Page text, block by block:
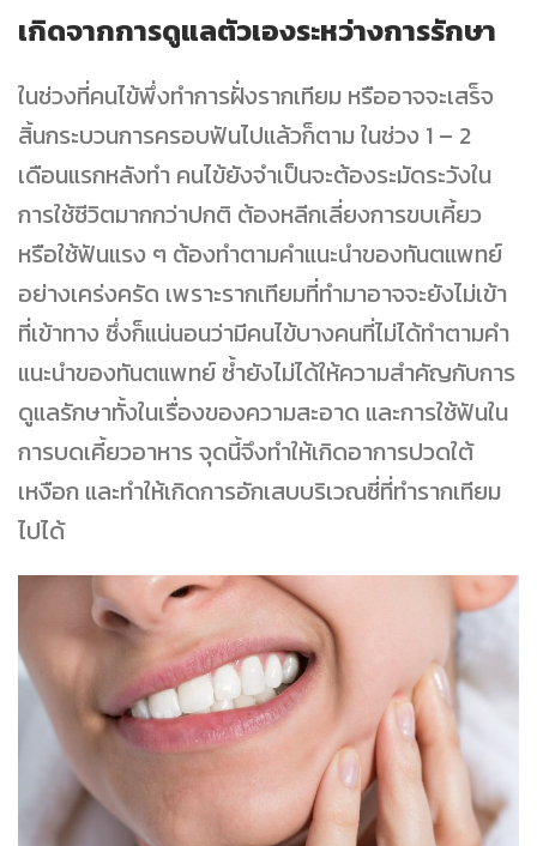
เกิดจากการดูแลตัวเองระหว่างการรักษา
ในช่วงที่คนไข้พึ่งทำการฝั่งรากเทียม หรืออาจจะเสร็จ
สิ้นกระบวนการครอบฟันไปแล้วก็ตาม ในช่วง 1 – 2
เดือนแรกหลังทำ คนไข้ยังจำเป็นจะต้องระมัดระวังใน
การใช้ชีวิตมากกว่าปกติ ต้องหลีกเลี่ยงการขบเคี้ยว
หรือใช้ฟันแรง ๆ ต้องทำตามคำแนะนำของทันตแพทย์
อย่างเคร่งครัด เพราะรากเทียมที่ทำมาอาจจะยังไม่เข้า
ที่เข้าทาง ซึ่งก็แน่นอนว่ามีคนไข้บางคนที่ไม่ได้ทำตามคำ
แนะนำของทันตแพทย์ ซ้ำยังไม่ได้ให้ความสำคัญกับการ
ดูแลรักษาทั้งในเรื่องของความสะอาด และการใช้ฟันใน
การบดเคี้ยวอาหาร จุดนี้จึงทำให้เกิดอาการปวดใต้
เหงือก และทำให้เกิดการอักเสบบริเวณซี่ที่ทำรากเทียม
ไปได้